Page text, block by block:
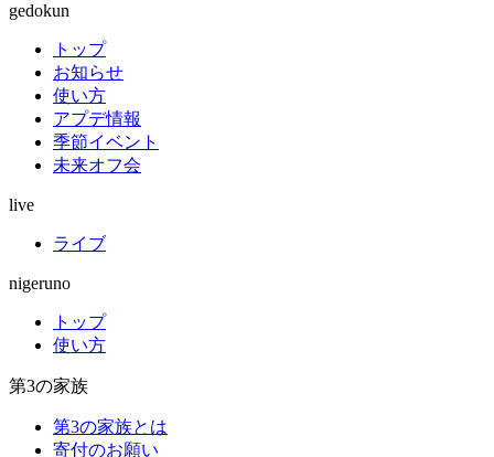
gedokun
トップ
お知らせ
使い方
アプデ情報
季節イベント
未来オフ会
live
ライブ
nigeruno
トップ
使い方
第3の家族
第3の家族とは
寄付のお願い